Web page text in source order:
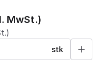
MwSt.)
stk